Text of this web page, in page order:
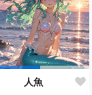
人魚